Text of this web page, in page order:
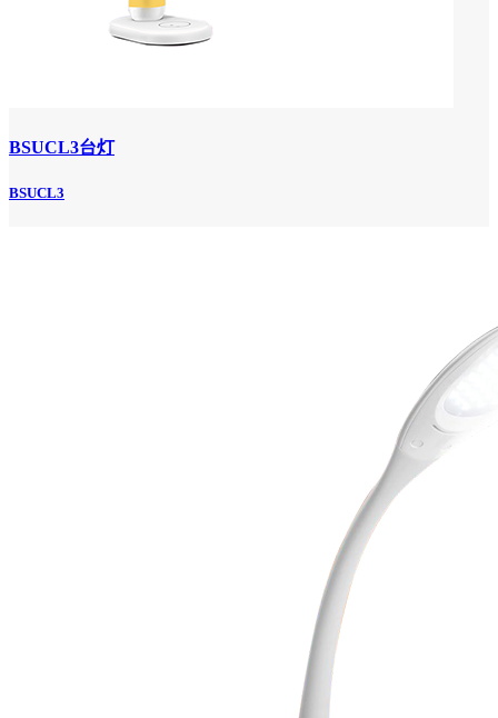
BSUCL3台灯
BSUCL3